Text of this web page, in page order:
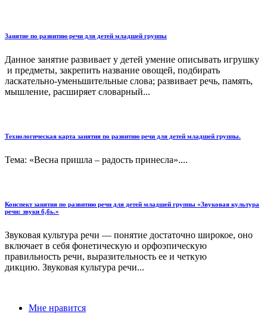
Занятие по развитию речи для детей младшей группы
Данное занятие развивает у детей умение описывать игрушку
и предметы, закрепить название овощей, подбирать
ласкательно-уменьшительные слова; развивает речь, память,
мышление, расширяет словарный...
Технологическая карта занятия по развитию речи для детей младшей группы.
Тема: «Весна пришла – радость принесла»....
Конспект занятия по развитию речи для детей младшей группы «Звуковая культура
речи: звуки б,бь.»
Звуковая культура речи — понятие достаточно широкое, оно
включает в себя фонетическую и орфоэпическую
правильность речи, выразительность ее и четкую
дикцию. Звуковая культура речи...
Мне нравится